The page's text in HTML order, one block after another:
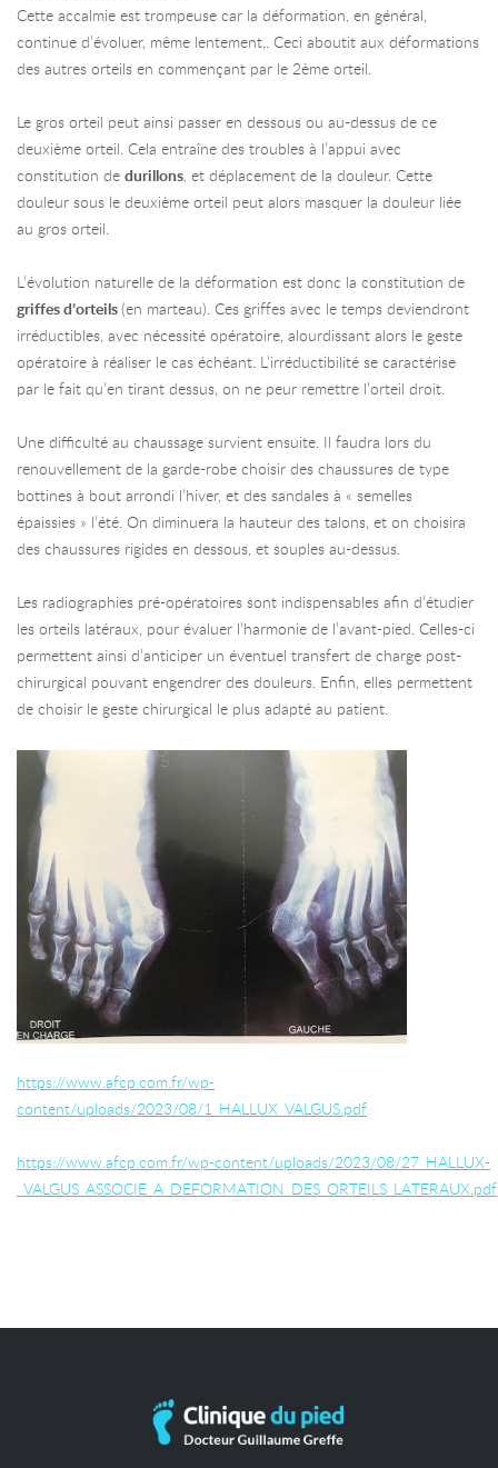
Cette accalmie est trompeuse car la déformation, en général,
continue d’évoluer, même lentement,. Ceci aboutit aux déformations
des autres orteils en commençant par le 2ème orteil.
Le gros orteil peut ainsi passer en dessous ou au-dessus de ce
deuxième orteil. Cela entraîne des troubles à l’appui avec
constitution de durillons, et déplacement de la douleur. Cette
douleur sous le deuxième orteil peut alors masquer la douleur liée
au gros orteil.
L’évolution naturelle de la déformation est donc la constitution de
griffes d’orteils (en marteau). Ces griffes avec le temps deviendront
irréductibles, avec nécessité opératoire, alourdissant alors le geste
opératoire à réaliser le cas échéant. L’irréductibilité se caractérise
par le fait qu’en tirant dessus, on ne peur remettre l’orteil droit.
Une difficulté au chaussage survient ensuite. Il faudra lors du
renouvellement de la garde-robe choisir des chaussures de type
bottines à bout arrondi l’hiver, et des sandales à « semelles
épaissies » l’été. On diminuera la hauteur des talons, et on choisira
des chaussures rigides en dessous, et souples au-dessus.
Les radiographies pré-opératoires sont indispensables afin d’étudier
les orteils latéraux, pour évaluer l’harmonie de l’avant-pied. Celles-ci
permettent ainsi d’anticiper un éventuel transfert de charge post-
chirurgical pouvant engendrer des douleurs. Enfin, elles permettent
de choisir le geste chirurgical le plus adapté au patient.
https://www.afcp.com.fr/wp-
content/uploads/2023/08/1_HALLUX_VALGUS.pdf
https://www.afcp.com.fr/wp-content/uploads/2023/08/27_HALLUX-
_VALGUS_ASSOCIE_A_DEFORMATION_DES_ORTEILS_LATERAUX.pdf